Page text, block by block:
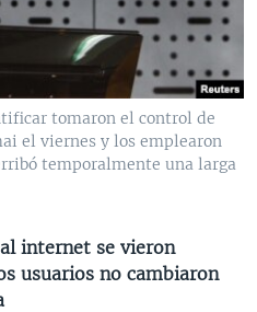
tomaron el control de
el viernes y los emplearon
temporalmente una larga
internet se vieron
usuarios no cambiaron